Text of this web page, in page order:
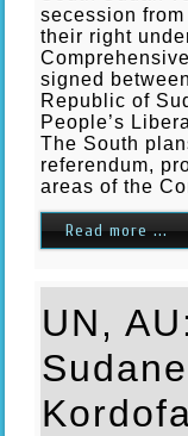
secession
their right
signed
Republic of
People’s
The South
referendum,
areas of the
Read more ...
UN,